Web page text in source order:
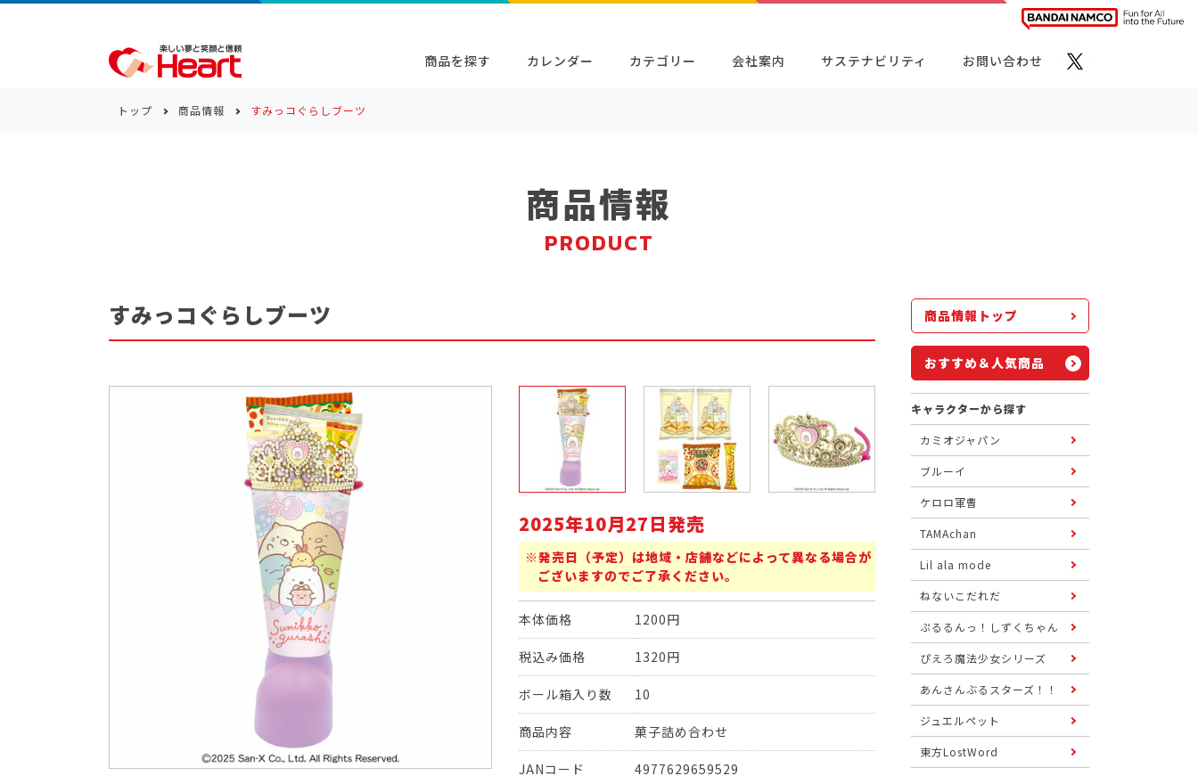
商品を探す
商品一覧 キーワード検索
カレンダー カテゴリー
カテゴリー
会社案内 サステナビリティ お問い合わせ
トップ 商品情報 すみっコぐらしブーツ
商品情報
PRODUCT
すみっコぐらしブーツ
2025年10月27日発売
※発売日（予定）は地域・店舗などによって異なる場合が
ございますのでご了承ください。
本体価格 1200円
税込み価格 1320円
ボール箱入り数 10
商品内容 菓子詰め合わせ
JANコード 4977629659529
商品情報トップ
おすすめ＆人気商品
キャラクターから探す
カミオジャパン
ブルーイ
ケロロ軍曹
TAMAchan
Lil ala mode
ねないこだれだ
ぷるるんっ！しずくちゃん
ぴえろ魔法少女シリーズ
あんさんぶるスターズ！！
ジュエルペット
東方LostWord